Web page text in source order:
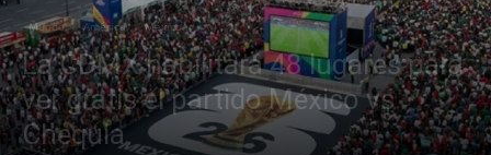
Mundo América México
La CDMX habilitará 48 lugares para
ver gratis el partido México vs
Chequia